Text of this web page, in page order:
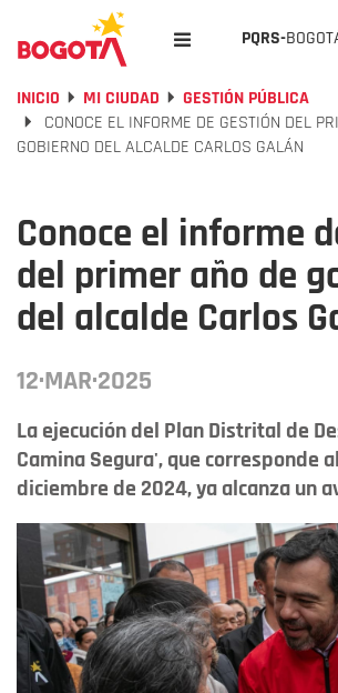
PQRS-
INICIO MI CIUDAD
GESTIÓN PÚBLICA
CONOCE EL INFORME DE GESTIÓN DEL
GOBIERNO DEL ALCALDE CARLOS GALÁN
Conoce el informe
del primer año de
del alcalde Carlos
12·MAR·2025
La ejecución del Plan Distrital de
Camina Segura', que corresponde
diciembre de 2024, ya alcanza un